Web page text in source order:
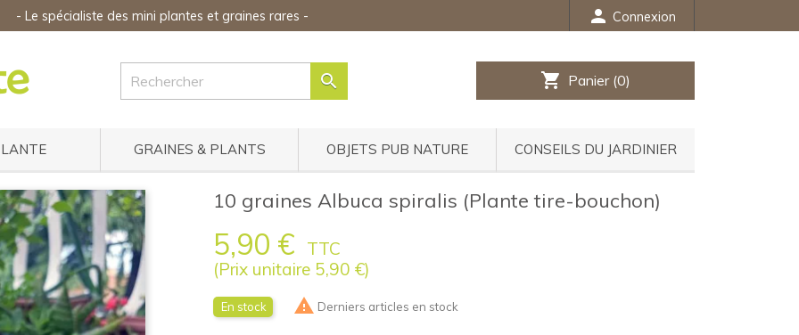
- Le spécialiste des mini plantes et graines rares - person Connexion
 shopping_cart Panier (0)
GRAINES & PLANTS OBJETS PUB NATURE CONSEILS DU JARDINIER
10 graines Albuca spiralis (Plante tire-bouchon)
5,90 €
TTC
(Prix unitaire 5,90 €)
En stock  Derniers articles en stock